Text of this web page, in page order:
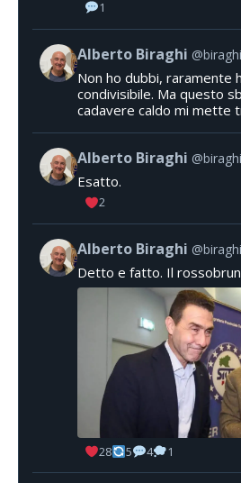
1
Alberto Biraghi
Non ho dubbi, raramente
condivisibile. Ma questo
cadavere caldo mi mette
Alberto Biraghi
Esatto.
2
Alberto Biraghi
Detto e fatto. Il
28 5 4 1